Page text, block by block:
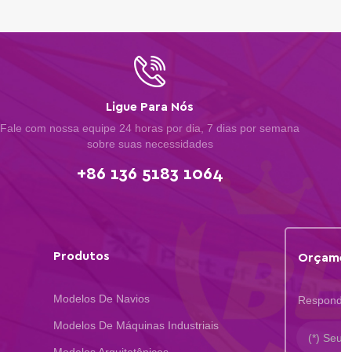
Ligue Para Nós
Fale com nossa equipe 24 horas por dia, 7 dias por semana
sobre suas necessidades
+86 136 5183 1064
Produtos
Modelos De Navios
Modelos De Máquinas Industriais